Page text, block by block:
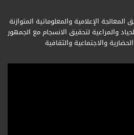
الإعلامية والمعلوماتية المتوازنة
والمراعية لتحقيق الانسجام مع الجمهور
والاجتماعية والثقافية